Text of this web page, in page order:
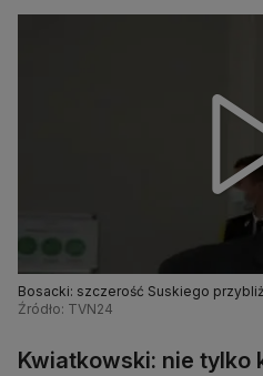
Bosacki: szczerość Suskiego
aferze Pegasusa
Źródło: TVN24
Kwiatkowski: nie tylko